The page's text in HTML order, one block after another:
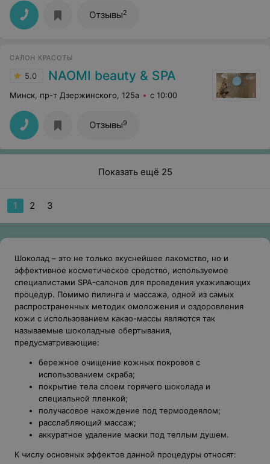
Отзывы2
САЛОН КРАСОТЫ
5.0 NAOMI beauty & SPA
Минск, пр-т Дзержинского, 125а с 10:00
Отзывы9
Показать ещё 25
1 2 3
Шоколад – это не только вкуснейшее лакомство, но и
эффективное косметическое средство, используемое
специалистами SPA-салонов для проведения ухаживающих
процедур. Помимо пилинга и массажа, одной из самых
распространенных методик омоложения и оздоровления
кожи с использованием какао-массы являются так
называемые шоколадные обертывания,
предусматривающие:
бережное очищение кожных покровов с
использованием скраба;
покрытие тела слоем горячего шоколада и
специальной пленкой;
получасовое нахождение под термоодеялом;
расслабляющий массаж;
аккуратное удаление маски под теплым душем.
К числу основных эффектов данной процедуры относят: